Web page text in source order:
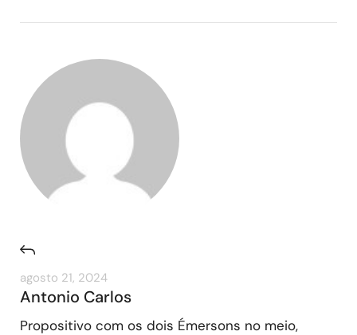
agosto 21, 2024
Antonio Carlos
Propositivo com os dois Émersons no meio,